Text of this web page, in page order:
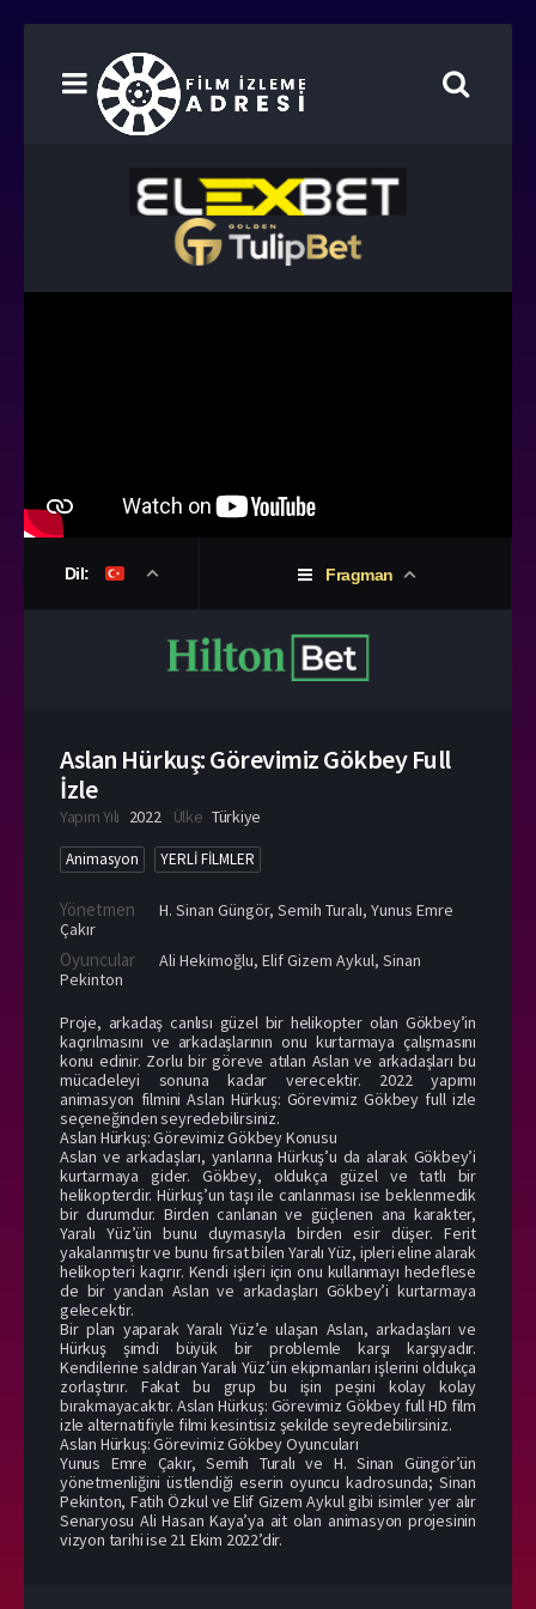
Dil: Fragman
Aslan Hürkuş: Görevimiz Gökbey Full
İzle
Yapım Yılı 2022 Ülke Türkiye
Animasyon YERLİ FİLMLER
Yönetmen H. Sinan Güngör, Semih Turalı, Yunus Emre
Çakır
Oyuncular Ali Hekimoğlu, Elif Gizem Aykul, Sinan
Pekinton
Proje, arkadaş canlısı güzel bir helikopter olan Gökbey’in
kaçırılmasını ve arkadaşlarının onu kurtarmaya çalışmasını
konu edinir. Zorlu bir göreve atılan Aslan ve arkadaşları bu
mücadeleyi sonuna kadar verecektir. 2022 yapımı
animasyon filmini Aslan Hürkuş: Görevimiz Gökbey full izle
seçeneğinden seyredebilirsiniz.
Aslan Hürkuş: Görevimiz Gökbey Konusu
Aslan ve arkadaşları, yanlarına Hürkuş’u da alarak Gökbey’i
kurtarmaya gider. Gökbey, oldukça güzel ve tatlı bir
helikopterdir. Hürkuş’un taşı ile canlanması ise beklenmedik
bir durumdur. Birden canlanan ve güçlenen ana karakter,
Yaralı Yüz’ün bunu duymasıyla birden esir düşer. Ferit
yakalanmıştır ve bunu fırsat bilen Yaralı Yüz, ipleri eline alarak
helikopteri kaçırır. Kendi işleri için onu kullanmayı hedeflese
de bir yandan Aslan ve arkadaşları Gökbey’i kurtarmaya
gelecektir.
Bir plan yaparak Yaralı Yüz’e ulaşan Aslan, arkadaşları ve
Hürkuş şimdi büyük bir problemle karşı karşıyadır.
Kendilerine saldıran Yaralı Yüz’ün ekipmanları işlerini oldukça
zorlaştırır. Fakat bu grup bu işin peşini kolay kolay
bırakmayacaktır. Aslan Hürkuş: Görevimiz Gökbey full HD film
izle alternatifiyle filmi kesintisiz şekilde seyredebilirsiniz.
Aslan Hürkuş: Görevimiz Gökbey Oyuncuları
Yunus Emre Çakır, Semih Turalı ve H. Sinan Güngör’ün
yönetmenliğini üstlendiği eserin oyuncu kadrosunda; Sinan
Pekinton, Fatih Özkul ve Elif Gizem Aykul gibi isimler yer alır
Senaryosu Ali Hasan Kaya’ya ait olan animasyon projesinin
vizyon tarihi ise 21 Ekim 2022’dir.